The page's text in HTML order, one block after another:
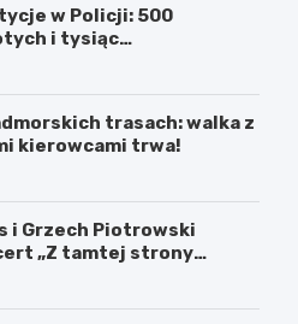
w Policji: 500
i tysiąc
trasach: walka z
kierowcami trwa!
i Grzech Piotrowski
„Z tamtej strony